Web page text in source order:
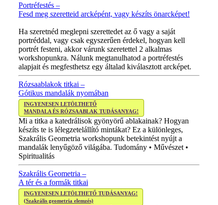
Portréfestés –
Fesd meg szeretteid arcképént, vagy készíts önarcképet!
Ha szeretnéd meglepni szerettedet az ő vagy a saját
portréddal, vagy csak egyszerűen érdekel, hogyan kell
portrét festeni, akkor várunk szeretettel 2 alkalmas
workshopunkra. Nálunk megtanulhatod a portréfestés
alapjait és megfesthetsz egy általad kiválasztott arcképet.
Rózsaablakok titkai –
Gótikus mandalák nyomában
INGYENESEN LETÖLTHETŐ
MANDALA ÉS RÓZSAABLAK TUDÁSANYAG!
Mi a titka a katedrálisok gyönyörű ablakainak? Hogyan
készíts te is lélegzetelállító mintákat? Ez a különleges,
Szakrális Geometria workshopunk betekintést nyújt a
mandalák lenyűgöző világába. Tudomány • Művészet •
Spiritualitás
Szakrális Geometria –
A tér és a formák titkai
INGYENESEN LETÖLTHETŐ TUDÁSANYAG!
(Szakrális geometria elemzés)